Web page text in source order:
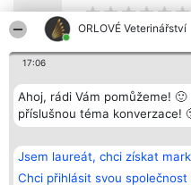
ORLOVÉ Veterinářství
17:06
Ahoj, rádi Vám pomůžeme! 🙂
příslušnou téma konverzace!
Jsem laureát, chci získat
Chci přihlásit svou společnost
Bright Side Solutions sp. z o.
o. sp. k.
ul. Ruska 22
Wrocław 50-079
KRS 0000749100 | Regon
381313360 | NIP 8943132676